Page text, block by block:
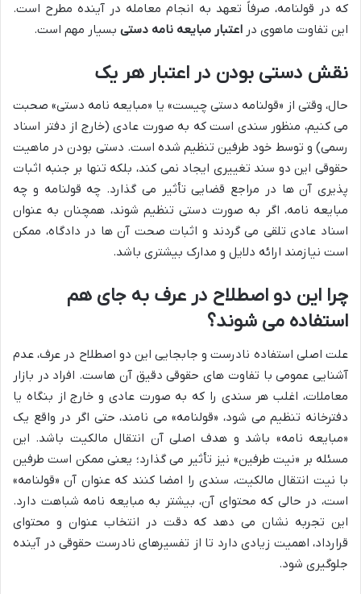
که در قولنامه، صرفاً تعهد به انجام معامله در آینده مطرح است.
این تفاوت ماهوی در اعتبار مبایعه نامه دستی بسیار مهم است.
نقش دستی بودن در اعتبار هر یک
حال، وقتی از «قولنامه دستی چیست» یا «مبایعه نامه دستی» صحبت
می کنیم، منظور سندی است که به صورت عادی (خارج از دفتر اسناد
رسمی) و توسط خود طرفین تنظیم شده است. دستی بودن در ماهیت
حقوقی این دو سند تغییری ایجاد نمی کند، بلکه تنها بر جنبه اثبات
پذیری آن ها در مراجع قضایی تأثیر می گذارد. چه قولنامه و چه
مبایعه نامه، اگر به صورت دستی تنظیم شوند، همچنان به عنوان
اسناد عادی تلقی می گردند و اثبات صحت آن ها در دادگاه، ممکن
است نیازمند ارائه دلایل و مدارک بیشتری باشد.
چرا این دو اصطلاح در عرف به جای هم
استفاده می شوند؟
علت اصلی استفاده نادرست و جابجایی این دو اصطلاح در عرف، عدم
آشنایی عمومی با تفاوت های حقوقی دقیق آن هاست. افراد در بازار
معاملات، اغلب هر سندی را که به صورت عادی و خارج از بنگاه یا
دفترخانه تنظیم می شود، «قولنامه» می نامند، حتی اگر در واقع یک
«مبایعه نامه» باشد و هدف اصلی آن انتقال مالکیت باشد. این
مسئله بر «نیت طرفین» نیز تأثیر می گذارد؛ یعنی ممکن است طرفین
با نیت انتقال مالکیت، سندی را امضا کنند که عنوان آن «قولنامه»
است، در حالی که محتوای آن، بیشتر به مبایعه نامه شباهت دارد.
این تجربه نشان می دهد که دقت در انتخاب عنوان و محتوای
قرارداد، اهمیت زیادی دارد تا از تفسیرهای نادرست حقوقی در آینده
جلوگیری شود.